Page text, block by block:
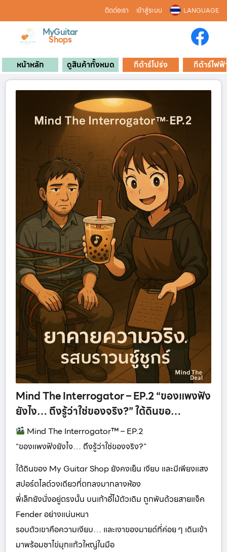
ติดต่อเรา เข้าสู่ระบบ LANGUAGE
MyGuitar
Shops
หน้าหลัก ดูสินค้าทั้งหมด กีต้าร์โปร่ง กีต้าร์ไฟฟ้
Mind The Interrogator – EP.2 “ของแพงฟัง
ยังไง… ถึงรู้ว่าใช่ของจริง?” ใต้ดินขอ…
Mind The Interrogator™ – EP.2
“ของแพงฟังยังไง… ถึงรู้ว่าใช่ของจริง?”
ใต้ดินของ My Guitar Shop ยังคงเย็น เงียบ และมีเพียงแสง
สปอร์ตไลต์วงเดียวที่ตกลงมากลางห้อง
พี่เล็กยังนั่งอยู่ตรงนั้น บนเก้าอี้ไม้ตัวเดิม ถูกพันด้วยสายแจ็ค
Fender อย่างแน่นหนา
รอบตัวเขาคือความเงียบ… และเงาของมายด์ที่ค่อย ๆ เดินเข้า
มาพร้อมชาไข่มุกแก้วใหญ่ในมือ